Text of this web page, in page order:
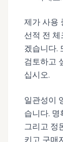
제가 사용
선적 전
겠습니다.
검토하고
십시오.
일관성이
습니다. 명
그리고 정
키고 구매